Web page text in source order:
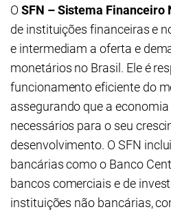
O SFN – Sistema Financeiro
de instituições financeiras e
e intermediam a oferta e
monetários no Brasil. Ele é
funcionamento eficiente do
assegurando que a
necessários para o seu
desenvolvimento. O SFN
bancárias como o Banco
bancos comerciais e de
instituições não bancárias,